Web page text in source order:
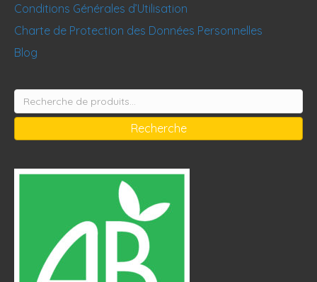
Conditions Générales d’Utilisation
Charte de Protection des Données Personnelles
Blog
Recherche
pour :
Recherche